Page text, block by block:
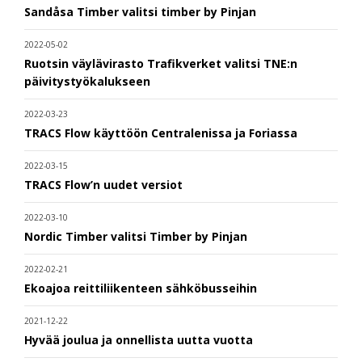
Sandåsa Timber valitsi timber by Pinjan
2022-05-02
Ruotsin väylävirasto Trafikverket valitsi TNE:n
päivitystyökalukseen
2022-03-23
TRACS Flow käyttöön Centralenissa ja Foriassa
2022-03-15
TRACS Flow’n uudet versiot
2022-03-10
Nordic Timber valitsi Timber by Pinjan
2022-02-21
Ekoajoa reittiliikenteen sähköbusseihin
2021-12-22
Hyvää joulua ja onnellista uutta vuotta